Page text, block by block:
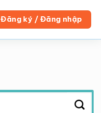
Đăng ký / Đăng nhập